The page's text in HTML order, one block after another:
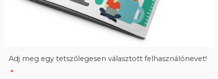
Adj meg egy tetszőlegesen választott felhasználónevet!